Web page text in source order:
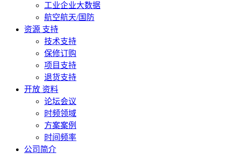
工业企业大数据
航空航天/国防
资源 支持
技术支持
保修订购
项目支持
退货支持
开放 资料
论坛会议
时频领域
方案案例
时间频率
公司简介